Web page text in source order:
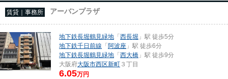
賃貸｜事務所 アーバンプラザ
地下鉄長堀鶴見緑地 「西長堀 」駅 徒歩5分
地下鉄千日前線 「阿波座 」駅 徒歩6分
地下鉄長堀鶴見緑地 「西大橋 」駅 徒歩9分
大阪府大阪市西区新町 ３丁目
6.05万円